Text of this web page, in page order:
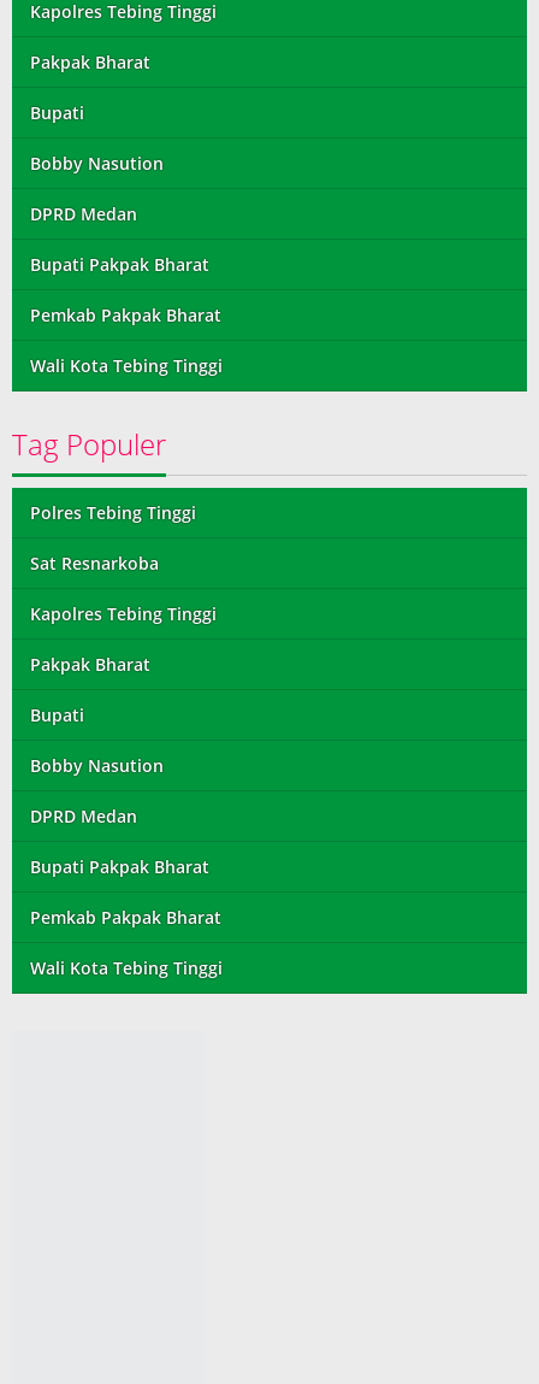
Kapolres Tebing Tinggi
Pakpak Bharat
Bupati
Bobby Nasution
DPRD Medan
Bupati Pakpak Bharat
Pemkab Pakpak Bharat
Wali Kota Tebing Tinggi
Tag Populer
Polres Tebing Tinggi
Sat Resnarkoba
Kapolres Tebing Tinggi
Pakpak Bharat
Bupati
Bobby Nasution
DPRD Medan
Bupati Pakpak Bharat
Pemkab Pakpak Bharat
Wali Kota Tebing Tinggi